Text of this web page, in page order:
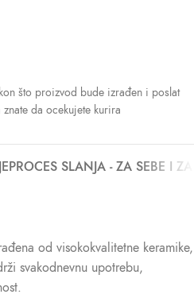
što proizvod bude izrađen i poslat
da ocekujete kurira
PROCES SLANJA - ZA SEBE I
od visokokvalitetne keramike,
svakodnevnu upotrebu,